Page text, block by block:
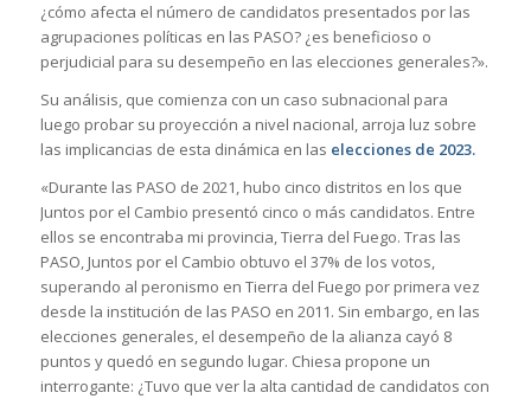
¿cómo afecta el número de candidatos presentados por las
agrupaciones políticas en las PASO? ¿es beneficioso o
perjudicial para su desempeño en las elecciones generales?».
Su análisis, que comienza con un caso subnacional para
luego probar su proyección a nivel nacional, arroja luz sobre
las implicancias de esta dinámica en las elecciones de 2023.
«Durante las PASO de 2021, hubo cinco distritos en los que
Juntos por el Cambio presentó cinco o más candidatos. Entre
ellos se encontraba mi provincia, Tierra del Fuego. Tras las
PASO, Juntos por el Cambio obtuvo el 37% de los votos,
superando al peronismo en Tierra del Fuego por primera vez
desde la institución de las PASO en 2011. Sin embargo, en las
elecciones generales, el desempeño de la alianza cayó 8
puntos y quedó en segundo lugar. Chiesa propone un
interrogante: ¿Tuvo que ver la alta cantidad de candidatos con